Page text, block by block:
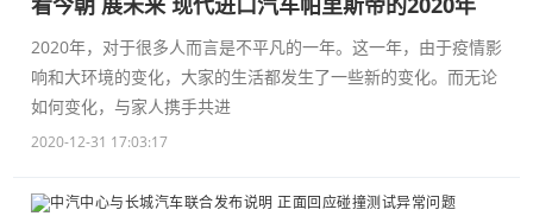
2020年，对于很多人而言是不平凡的一年。这一年，由于疫情影
响和大环境的变化，大家的生活都发生了一些新的变化。而无论
如何变化，与家人携手共进
2020-12-31 17:03:17